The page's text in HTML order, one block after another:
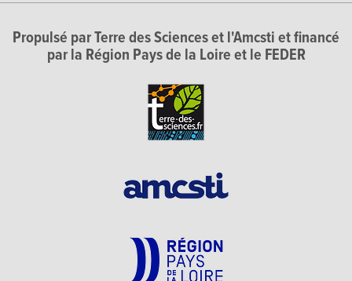
Propulsé par Terre des Sciences et l'Amcsti et financé
par la Région Pays de la Loire et le FEDER